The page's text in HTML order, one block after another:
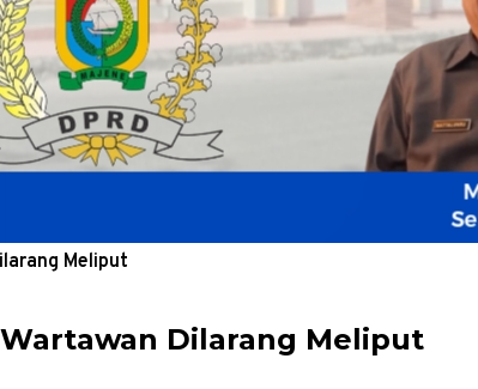
Meliput
Dilarang Meliput